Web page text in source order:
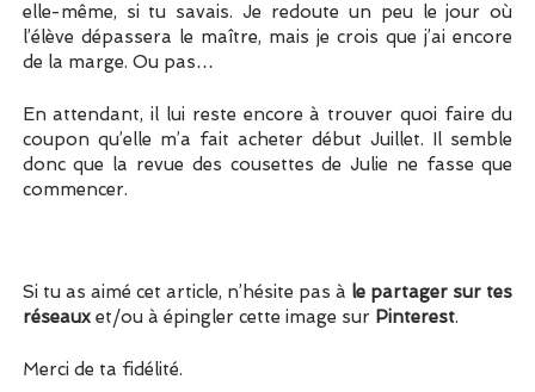
elle-même, si tu savais. Je redoute un peu le jour où
l’élève dépassera le maître, mais je crois que j’ai encore
de la marge. Ou pas…
En attendant, il lui reste encore à trouver quoi faire du
coupon qu’elle m’a fait acheter début Juillet. Il semble
donc que la revue des cousettes de Julie ne fasse que
commencer.
Si tu as aimé cet article, n’hésite pas à le partager sur tes
réseauxet/ou à épingler cette image sur Pinterest.
Merci de ta fidélité.